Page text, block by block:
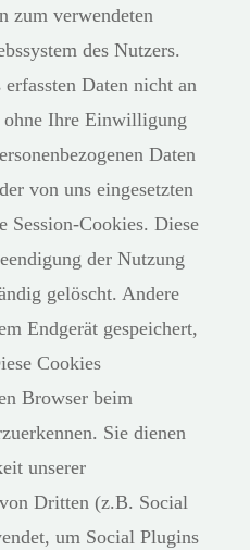
zum verwendeten
des Nutzers.
Daten nicht an
Ihre Einwilligung
Daten
von uns eingesetzten
Session-Cookies. Diese
der Nutzung
gelöscht. Andere
Endgerät gespeichert,
Cookies
Browser beim
Sie dienen
unserer
Dritten (z.B. Social
um Social Plugins